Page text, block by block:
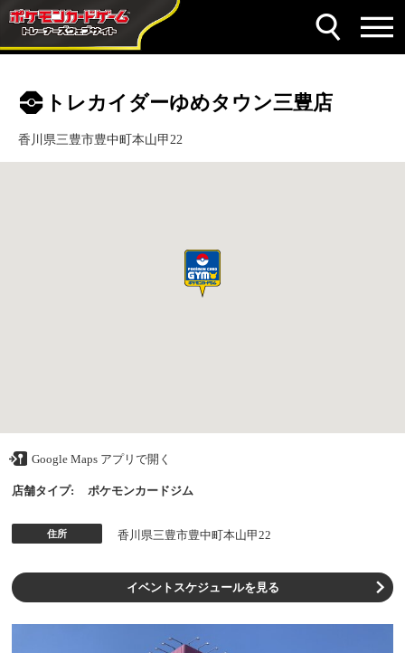
トレカイダーゆめタウン三豊店
香川県三豊市豊中町本山甲22
Google Maps アプリで開く
店舗タイプ: ポケモンカードジム
住所 香川県三豊市豊中町本山甲22
イベントスケジュールを見る